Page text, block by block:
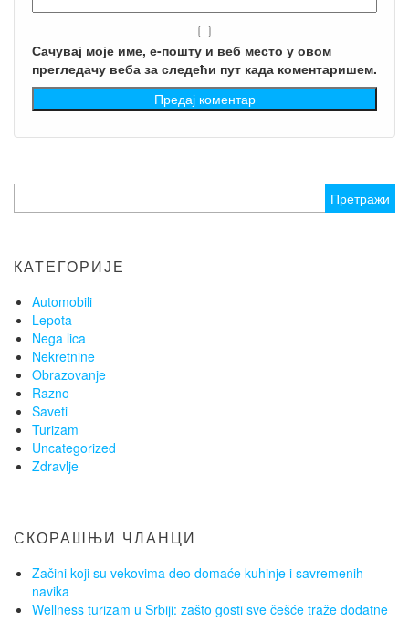
Сачувај моје име, е-пошту и веб место у овом
прегледачу веба за следећи пут када коментаришем.
за:
КАТЕГОРИЈЕ
Automobili
Lepota
Nega lica
Nekretnine
Obrazovanje
Razno
Saveti
Turizam
Uncategorized
Zdravlje
СКОРАШЊИ ЧЛАНЦИ
Začini koji su vekovima deo domaće kuhinje i savremenih
navika
Wellness turizam u Srbiji: zašto gosti sve češće traže dodatne